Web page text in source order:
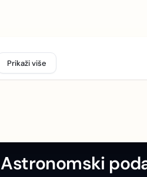
Prikaži više
Astronomski